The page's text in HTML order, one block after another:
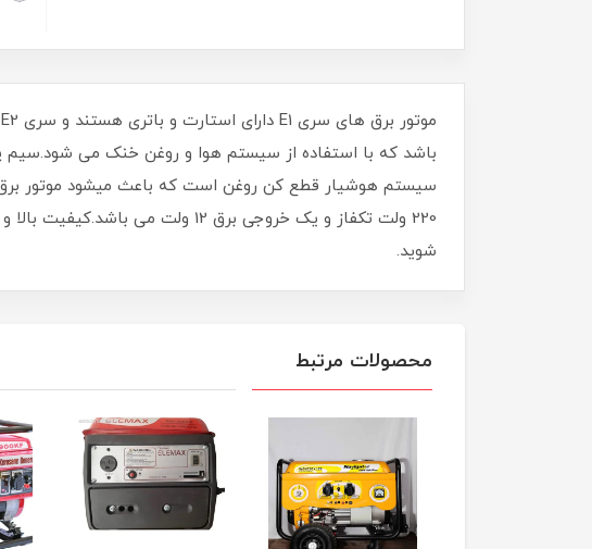
سیستم هوشیار قطع کن روغن است که باعث میشود موتور برق
220 ولت تکفاز و یک خروجی برق
شوید.
محصولات مرتبط